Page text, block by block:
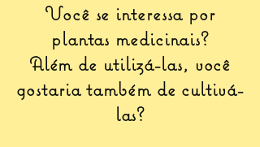
Você se interessa por
plantas medicinais?
Além de utilizá-las, você
gostaria também de cultivá-
las?